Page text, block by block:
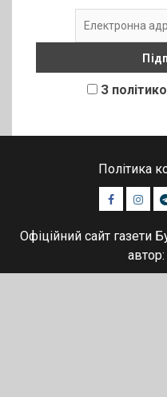
З
Політика
Facebook
Офіційний сайт газети